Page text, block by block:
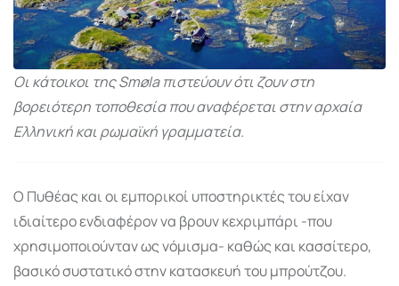
Οι κάτοικοι της Smøla πιστεύουν ότι ζουν στη
βορειότερη τοποθεσία που αναφέρεται στην αρχαία
Ελληνική και ρωμαϊκή γραμματεία.
Ο Πυθέας και οι εμπορικοί υποστηρικτές του είχαν
ιδιαίτερο ενδιαφέρον να βρουν κεχριμπάρι -που
χρησιμοποιούνταν ως νόμισμα- καθώς και κασσίτερο,
βασικό συστατικό στην κατασκευή του μπρούτζου.